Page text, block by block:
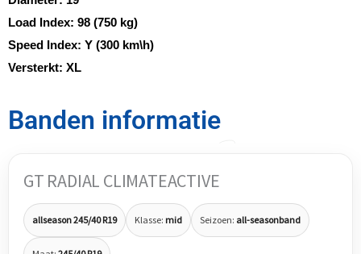
Load Index: 98 (750 kg)
Speed Index: Y (300 km\h)
Versterkt: XL
Banden informatie
GT RADIAL CLIMATEACTIVE
allseason 245/40 R19 Klasse: mid Seizoen: all-seasonband